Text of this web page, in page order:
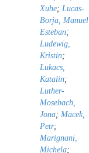
Xuhe; Lucas-
Borja, Manuel
Esteban;
Ludewig,
Kristin;
Lukacs,
Katalin;
Luther-
Mosebach,
Jona; Macek,
Petr;
Marignani,
Michela;